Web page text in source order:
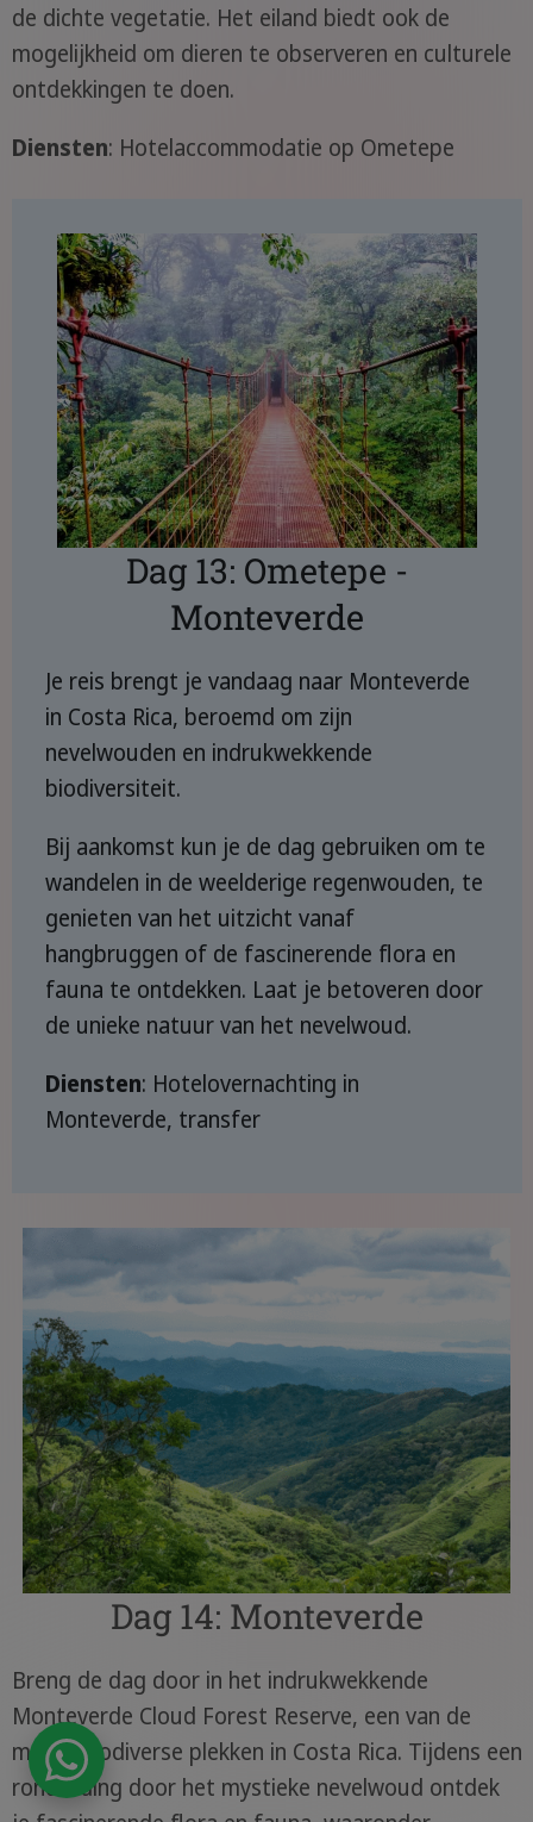
de dichte vegetatie. Het eiland biedt ook de
mogelijkheid om dieren te observeren en culturele
ontdekkingen te doen.
Diensten: Hotelaccommodatie op Ometepe
Dag 13: Ometepe -
Monteverde
Je reis brengt je vandaag naar Monteverde
in Costa Rica, beroemd om zijn
nevelwouden en indrukwekkende
biodiversiteit.
Bij aankomst kun je de dag gebruiken om te
wandelen in de weelderige regenwouden, te
genieten van het uitzicht vanaf
hangbruggen of de fascinerende flora en
fauna te ontdekken. Laat je betoveren door
de unieke natuur van het nevelwoud.
Diensten: Hotelovernachting in
Monteverde, transfer
Dag 14: Monteverde
Breng de dag door in het indrukwekkende
Monteverde Cloud Forest Reserve, een van de
meest biodiverse plekken in Costa Rica. Tijdens een
rondleiding door het mystieke nevelwoud ontdek